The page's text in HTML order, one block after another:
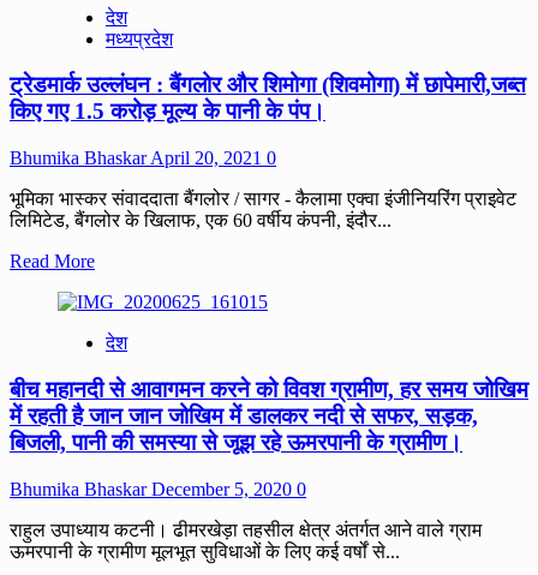
20
वर्ष
सश्रम
कारावास
एवं
अर्थदण्ड
16
से
17
तक
11.50
लाख
से
कोविड
बर्बाद।
देश
मध्यप्रदेश
ट्रेडमार्क उल्लंघन : बैंगलोर और शिमोगा (शिवमोगा) में छापेमारी,जब्त
किए गए 1.5 करोड़ मूल्य के पानी के पंप।
Bhumika BhaskarApril 20, 2021 0
भूमिका भास्कर संवाददाता बैंगलोर / सागर - कैलामा एक्वा इंजीनियरिंग प्राइवेट
लिमिटेड, बैंगलोर के खिलाफ, एक 60 वर्षीय कंपनी, इंदौर...
Read MoreRead
about
उल्लंघन
बैंगलोर
और
शिमोगा
(शिवमोगा)
छापेमारी,जब्त
गए
1.5
देश
बीच महानदी से आवागमन करने को विवश ग्रामीण, हर समय जोखिम
में रहती है जान जान जोखिम में डालकर नदी से सफर, सड़क,
बिजली, पानी की समस्या से जूझ रहे ऊमरपानी के ग्रामीण।
Bhumika BhaskarDecember 5, 2020 0
राहुल उपाध्याय कटनी। ढीमरखेड़ा तहसील क्षेत्र अंतर्गत आने वाले ग्राम
ऊमरपानी के ग्रामीण मूलभूत सुविधाओं के लिए कई वर्षों से...